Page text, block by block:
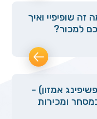
זה שופיפיי ואיך
למכור?
אמזון) -
ומכירות